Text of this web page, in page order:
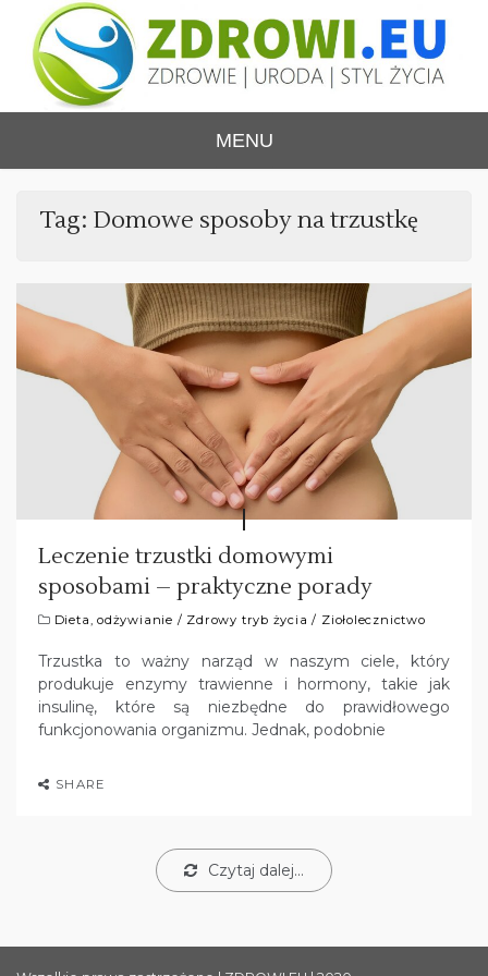
content
ZDROWI.EU
health&beauty, SPA, wellness
MENU
Tag: Domowe sposoby na trzustkę
Leczenie trzustki domowymi
sposobami – praktyczne porady
Dieta, odżywianie / Zdrowy tryb życia / Ziołolecznictwo
Trzustka to ważny narząd w naszym ciele, który
produkuje enzymy trawienne i hormony, takie jak
insulinę, które są niezbędne do prawidłowego
funkcjonowania organizmu. Jednak, podobnie
SHARE
Czytaj dalej...